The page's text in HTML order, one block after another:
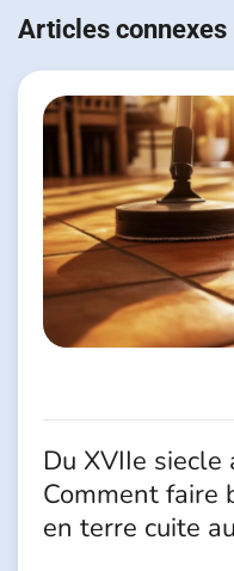
de
Articles connexes
Du XVIIe siecle
Comment faire
en terre cuite